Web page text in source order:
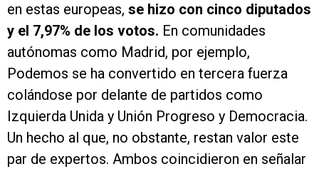
en estas europeas, se hizo con cinco diputados
y el 7,97% de los votos. En comunidades
autónomas como Madrid, por ejemplo,
Podemos se ha convertido en tercera fuerza
colándose por delante de partidos como
Izquierda Unida y Unión Progreso y Democracia.
Un hecho al que, no obstante, restan valor este
par de expertos. Ambos coincidieron en señalar